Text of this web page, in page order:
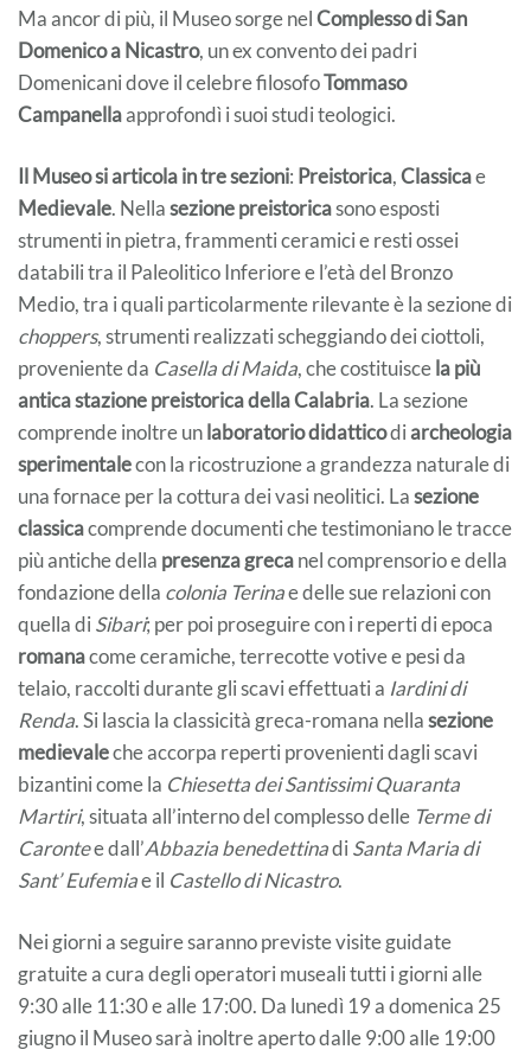
Ma ancor di più, il Museo sorge nelComplesso di San
Domenico a Nicastro, un ex convento dei padri
Domenicani dove il celebre filosofoTommaso
Campanellaapprofondì i suoi studi teologici.
Il Museo si articola in tre sezioni: Preistorica,Classicae
Medievale. Nellasezione preistoricasono esposti
strumenti in pietra, frammenti ceramici e resti ossei
databili tra il Paleolitico Inferiore e l’età del Bronzo
Medio, tra i quali particolarmente rilevante è la sezione di
choppers, strumenti realizzati scheggiando dei ciottoli,
proveniente da Casella di Maida, che costituiscela più
antica stazione preistorica della Calabria. La sezione
comprende inoltre unlaboratorio didatticodiarcheologia
sperimentalecon la ricostruzione a grandezza naturale di
una fornace per la cottura dei vasi neolitici. Lasezione
classicacomprende documenti che testimoniano le tracce
più antiche della presenza grecanel comprensorio e della
fondazione della colonia Terinae delle sue relazioni con
quella di Sibari; per poi proseguire con i reperti di epoca
romanacome ceramiche, terrecotte votive e pesi da
telaio, raccolti durante gli scavi effettuati a Iardini di
Renda. Si lascia la classicità greca-romana nellasezione
medievaleche accorpa reperti provenienti dagli scavi
bizantini come la Chiesetta dei Santissimi Quaranta
Martiri, situata all’interno del complesso delle Terme di
Carontee dall’Abbazia benedettinadi Santa Maria di
Sant’ Eufemiae il Castello di Nicastro.
Nei giorni a seguire saranno previste visite guidate
gratuite a cura degli operatori museali tutti i giorni alle
9:30 alle 11:30 e alle 17:00. Da lunedì 19 a domenica 25
giugno il Museo sarà inoltre aperto dalle 9:00 alle 19:00